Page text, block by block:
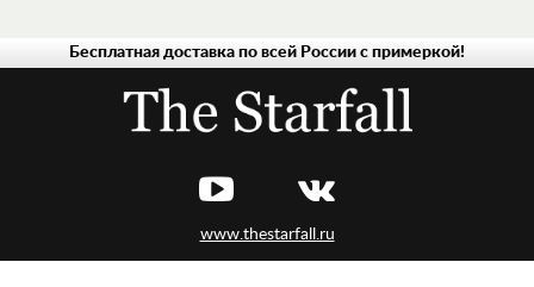
ДЖИНСЫБесплатная доставка по всей России с примеркой!
www.thestarfall.ru